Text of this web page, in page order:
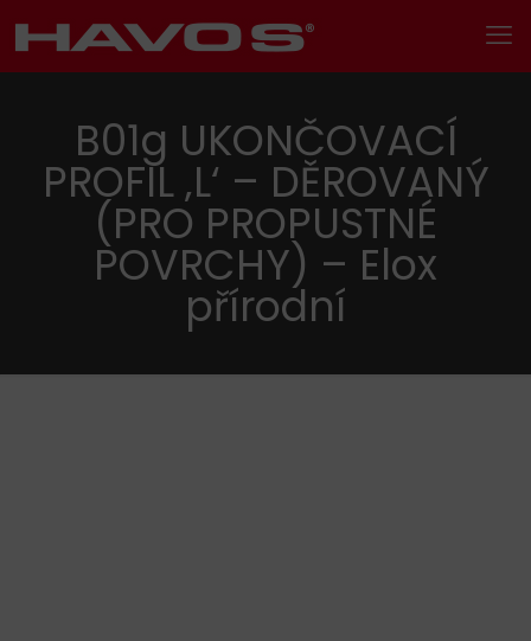
B01g UKONČOVACÍ
PROFIL ‚L‘ – DĚROVANÝ
(PRO PROPUSTNÉ
POVRCHY) – Elox
přírodní